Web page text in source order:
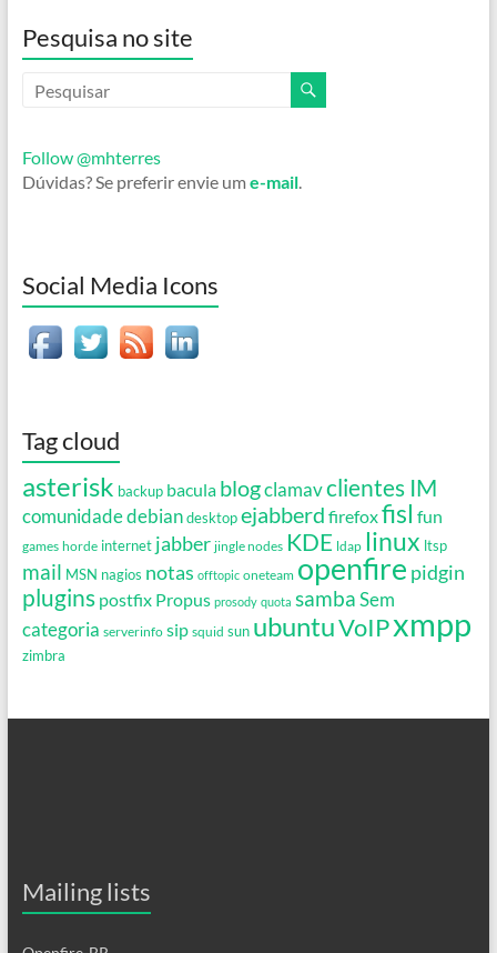
Pesquisa no site
Follow @mhterres
Dúvidas? Se preferir envie ume-mail.
Social Media Icons
Tag cloud
asterisk backup bacula blogclamavclientes IM
comunidadedebian desktop ejabberd firefoxfisl fun
games horde internet jabber jingle nodes KDE ldap linux ltsp
mail MSN nagios notas offtopic oneteam openfire pidgin
plugins postfix Propus prosody quota samba Sem
categoria serverinfo sip squid sun ubuntuVoIPxmpp
zimbra
Mailing lists